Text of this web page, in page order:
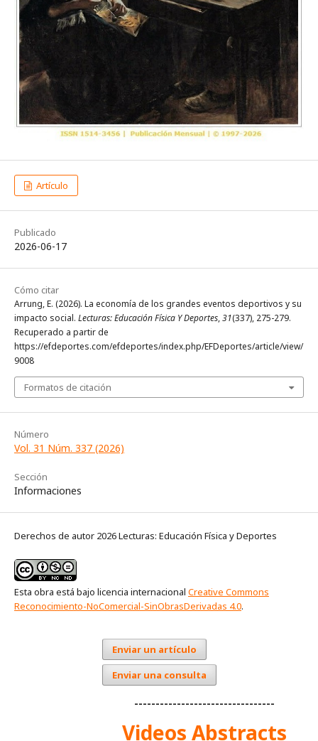
Artículo
Publicado
2026-06-17
Cómo citar
Arrung, E. (2026). La economía de los grandes eventos deportivos y su
impacto social. Lecturas: Educación Física Y Deportes,31(337), 275-279.
Recuperado a partir de
https://efdeportes.com/efdeportes/index.php/EFDeportes/article/view/
9008
Formatos de citación
Número
Vol. 31 Núm. 337 (2026)
Sección
Informaciones
Derechos de autor 2026 Lecturas: Educación Física y Deportes
Esta obra está bajo licencia internacional Creative Commons
Reconocimiento-NoComercial-SinObrasDerivadas 4.0.
Enviar un artículo
Enviar una consulta
---------------------------------
Videos Abstracts